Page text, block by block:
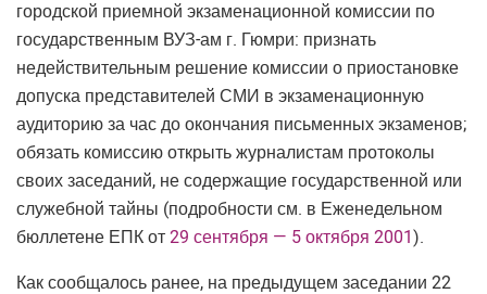
городской приемной экзаменационной комиссии по
государственным ВУЗ-ам г. Гюмри: признать
недействительным решение комиссии о приостановке
допуска представителей СМИ в экзаменационную
аудиторию за час до окончания письменных экзаменов;
обязать комиссию открыть журналистам протоколы
своих заседаний, не содержащие государственной или
служебной тайны (подробности см. в Еженедельном
бюллетене ЕПК от 29 сентября — 5 октября 2001).
Как сообщалось ранее, на предыдущем заседании 22